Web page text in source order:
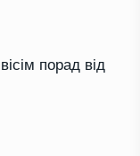
порад від